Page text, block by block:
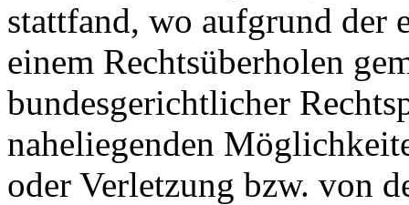
stattfand, wo aufgrund der
einem Rechtsüberholen
bundesgerichtlicher
naheliegenden
oder Verletzung bzw. von